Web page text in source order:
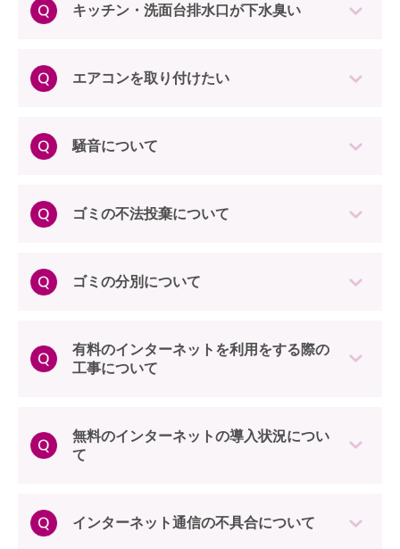
キッチン・洗面台排水口が下水臭い
エアコンを取り付けたい
騒音について
ゴミの不法投棄について
ゴミの分別について
有料のインターネットを利用をする際の
工事について
無料のインターネットの導入状況につい
て
インターネット通信の不具合について